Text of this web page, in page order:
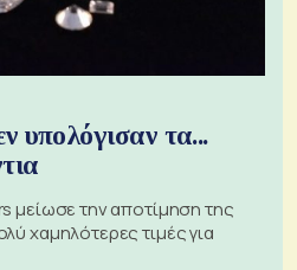
υπολόγισαν τα...
μείωσε την αποτίμηση της
χαμηλότερες τιμές για